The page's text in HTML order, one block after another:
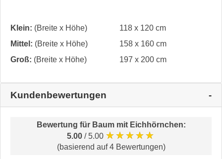
Klein: (Breite x Höhe)
118 x 120 cm
Mittel: (Breite x Höhe)
158 x 160 cm
Groß: (Breite x Höhe) 197 x 200 cm
Kundenbewertungen
Bewertung für Baum mit Eichhörnchen:
5.00 / 5.00 ★★★★★
(basierend auf 4 Bewertungen)